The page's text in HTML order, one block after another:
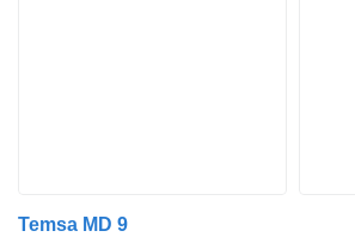
Temsa MD 9